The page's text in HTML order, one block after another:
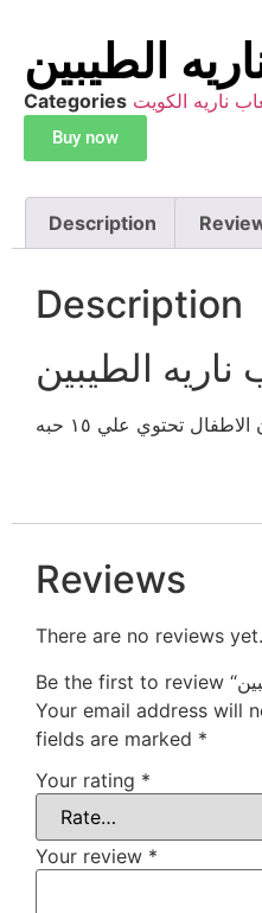
الطيبين
Categories ناريه الكويت
Buy now
Description
Description
ناريه الطيبين
تحتوي علي ١٥ حبه
Reviews
There are no reviews yet.
Your email address will
fields are marked *
Your rating *
Your review *